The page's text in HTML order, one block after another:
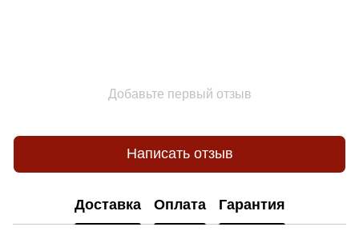
Добавьте первый отзыв
Написать отзыв
Доставка Оплата Гарантия